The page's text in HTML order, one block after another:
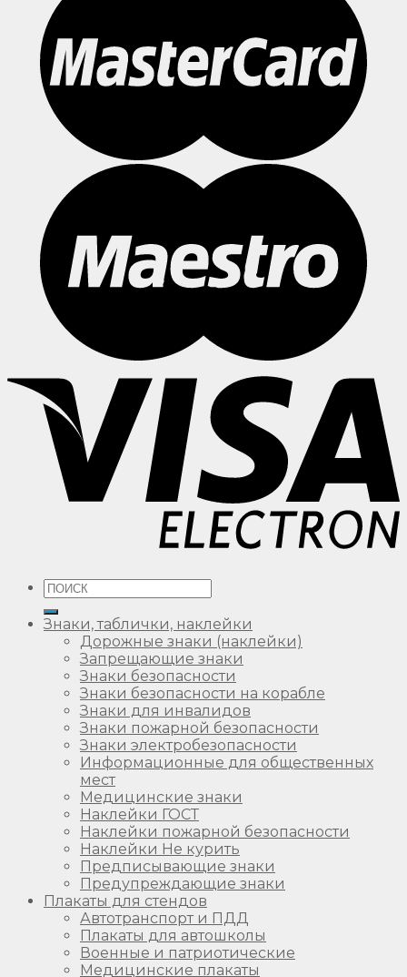
Искать:
Знаки, таблички, наклейки
Дорожные знаки (наклейки)
Запрещающие знаки
Знаки безопасности
Знаки безопасности на корабле
Знаки для инвалидов
Знаки пожарной безопасности
Знаки электробезопасности
Информационные для общественных
мест
Медицинские знаки
Наклейки ГОСТ
Наклейки пожарной безопасности
Наклейки Не курить
Предписывающие знаки
Предупреждающие знаки
Плакаты для стендов
Автотранспорт и ПДД
Плакаты для автошколы
Военные и патриотические
Медицинские плакаты